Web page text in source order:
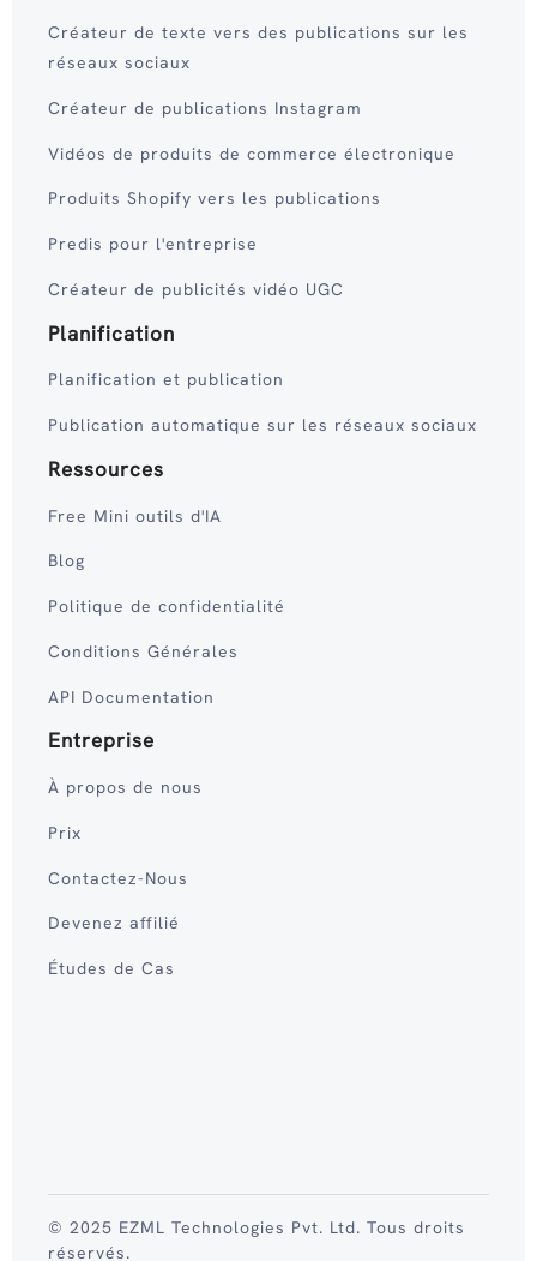
Créateur de texte vers des publications sur les
réseaux sociaux
Créateur de publications Instagram
Vidéos de produits de commerce électronique
Produits Shopify vers les publications
Predis pour l'entreprise
Créateur de publicités vidéo UGC
Planification
Planification et publication
Publication automatique sur les réseaux sociaux
Ressources
Free Mini outils d'IA
Blog
Politique de confidentialité
Conditions Générales
API Documentation
Entreprise
À propos de nous
Prix
Contactez-Nous
Devenez affilié
Études de Cas
© 2025 EZML Technologies Pvt. Ltd. Tous droits
réservés.